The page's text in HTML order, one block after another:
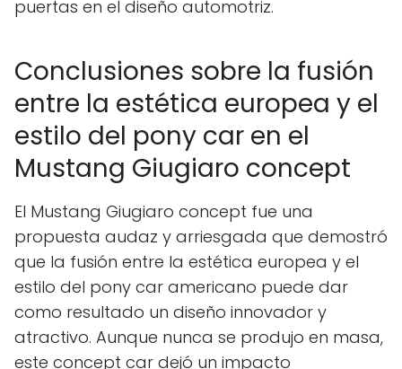
puertas en el diseño automotriz.
Conclusiones sobre la fusión
entre la estética europea y el
estilo del pony car en el
Mustang Giugiaro concept
El Mustang Giugiaro concept fue una
propuesta audaz y arriesgada que demostró
que la fusión entre la estética europea y el
estilo del pony car americano puede dar
como resultado un diseño innovador y
atractivo. Aunque nunca se produjo en masa,
este concept car dejó un impacto